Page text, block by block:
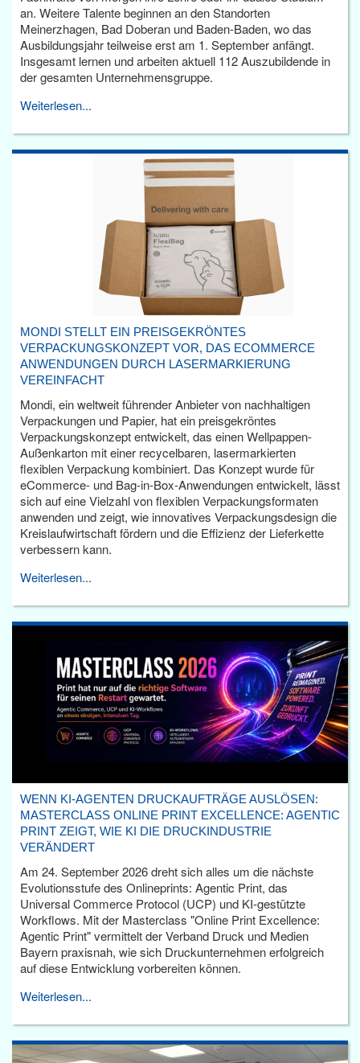
an. Weitere Talente beginnen an den Standorten
Meinerzhagen, Bad Doberan und Baden-Baden, wo das
Ausbildungsjahr teilweise erst am 1. September anfängt.
Insgesamt lernen und arbeiten aktuell 112 Auszubildende in
der gesamten Unternehmensgruppe.
Weiterlesen...
MONDI STELLT EIN PREISGEKRÖNTES
VERPACKUNGSKONZEPT VOR, DAS ECOMMERCE
ANWENDUNGEN DURCH LASERMARKIERUNG
VEREINFACHT
Mondi, ein weltweit führender Anbieter von nachhaltigen
Verpackungen und Papier, hat ein preisgekröntes
Verpackungskonzept entwickelt, das einen Wellpappen-
Außenkarton mit einer recycelbaren, lasermarkierten
flexiblen Verpackung kombiniert. Das Konzept wurde für
eCommerce- und Bag-in-Box-Anwendungen entwickelt, lässt
sich auf eine Vielzahl von flexiblen Verpackungsformaten
anwenden und zeigt, wie innovatives Verpackungsdesign die
Kreislaufwirtschaft fördern und die Effizienz der Lieferkette
verbessern kann.
Weiterlesen...
WENN KI-AGENTEN DRUCKAUFTRÄGE AUSLÖSEN:
MASTERCLASS ONLINE PRINT EXCELLENCE: AGENTIC
PRINT ZEIGT, WIE KI DIE DRUCKINDUSTRIE
VERÄNDERT
Am 24. September 2026 dreht sich alles um die nächste
Evolutionsstufe des Onlineprints: Agentic Print, das
Universal Commerce Protocol (UCP) und KI-gestützte
Workflows. Mit der Masterclass "Online Print Excellence:
Agentic Print" vermittelt der Verband Druck und Medien
Bayern praxisnah, wie sich Druckunternehmen erfolgreich
auf diese Entwicklung vorbereiten können.
Weiterlesen...